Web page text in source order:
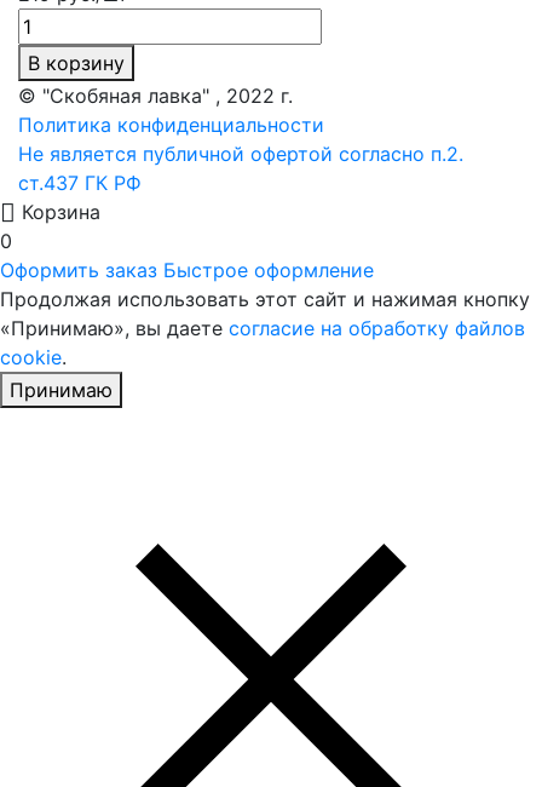
В корзину
© "Скобяная лавка" , 2022 г.
Политика конфиденциальности
Не является публичной офертой согласно п.2.
ст.437 ГК РФ
Корзина
0
Оформить заказ Быстрое оформление
Продолжая использовать этот сайт и нажимая кнопку
«Принимаю», вы даете согласие на обработку файлов
cookie.
Принимаю